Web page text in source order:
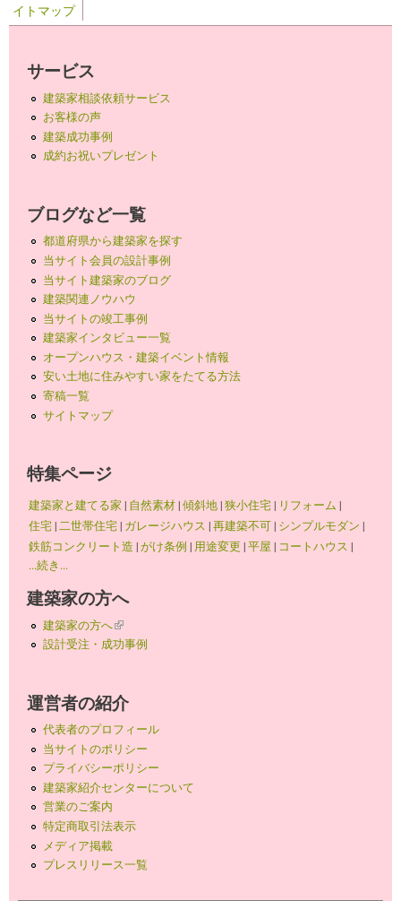
イトマップ
サービス
建築家相談依頼サービス
お客様の声
建築成功事例
成約お祝いプレゼント
ブログなど一覧
都道府県から建築家を探す
当サイト会員の設計事例
当サイト建築家のブログ
建築関連ノウハウ
当サイトの竣工事例
建築家インタビュー一覧
オープンハウス・建築イベント情報
安い土地に住みやすい家をたてる方法
寄稿一覧
サイトマップ
特集ページ
建築家と建てる家 | 自然素材|傾斜地|狭小住宅| リフォーム |
住宅|二世帯住宅| ガレージハウス |再建築不可| シンプルモダン |
鉄筋コンクリート造 |がけ条例 | 用途変更 |平屋 | コートハウス |
...続き...
建築家の方へ
建築家の方へ(link is external)
設計受注・成功事例
運営者の紹介
代表者のプロフィール
当サイトのポリシー
プライバシーポリシー
建築家紹介センターについて
営業のご案内
特定商取引法表示
メディア掲載
プレスリリース一覧